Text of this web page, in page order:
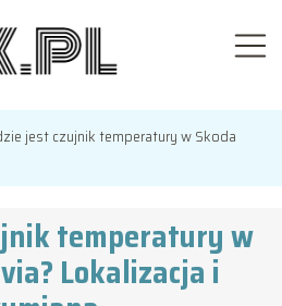
jest czujnik temperatury w Skoda
temperatury w
Lokalizacja i